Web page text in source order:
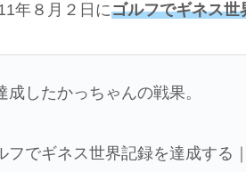
年８月２日にゴルフでギネス世
したかっちゃんの戦果。
でギネス世界記録を達成する